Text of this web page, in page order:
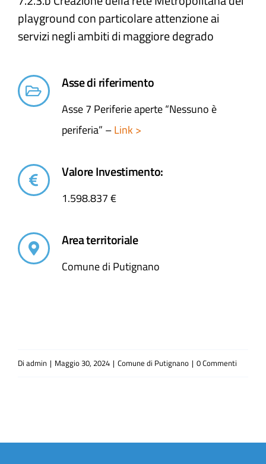
playground con particolare attenzione ai
servizi negli ambiti di maggiore degrado
Asse di riferimento
Asse 7 Periferie aperte “Nessuno è
periferia” –Link >
Valore Investimento:
1.598.837 €
Area territoriale
Comune di Putignano
Di admin | Maggio 30, 2024 | Comune di Putignano | 0 Commenti